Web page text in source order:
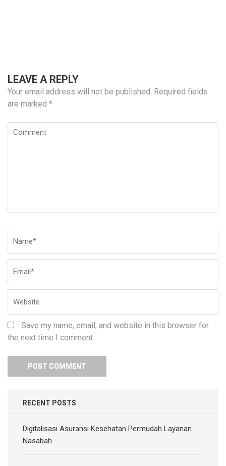
LEAVE A REPLY
Your email address will not be published. Required fields
are marked *
Comment
Save my name, email, and website in this browser for
the next time I comment.
RECENT POSTS
Digitalisasi Asuransi Kesehatan Permudah Layanan
Nasabah